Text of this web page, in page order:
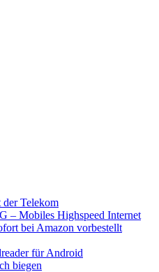
Telekom
– Mobiles Highspeed Internet
bei Amazon vorbestellt
für Android
biegen